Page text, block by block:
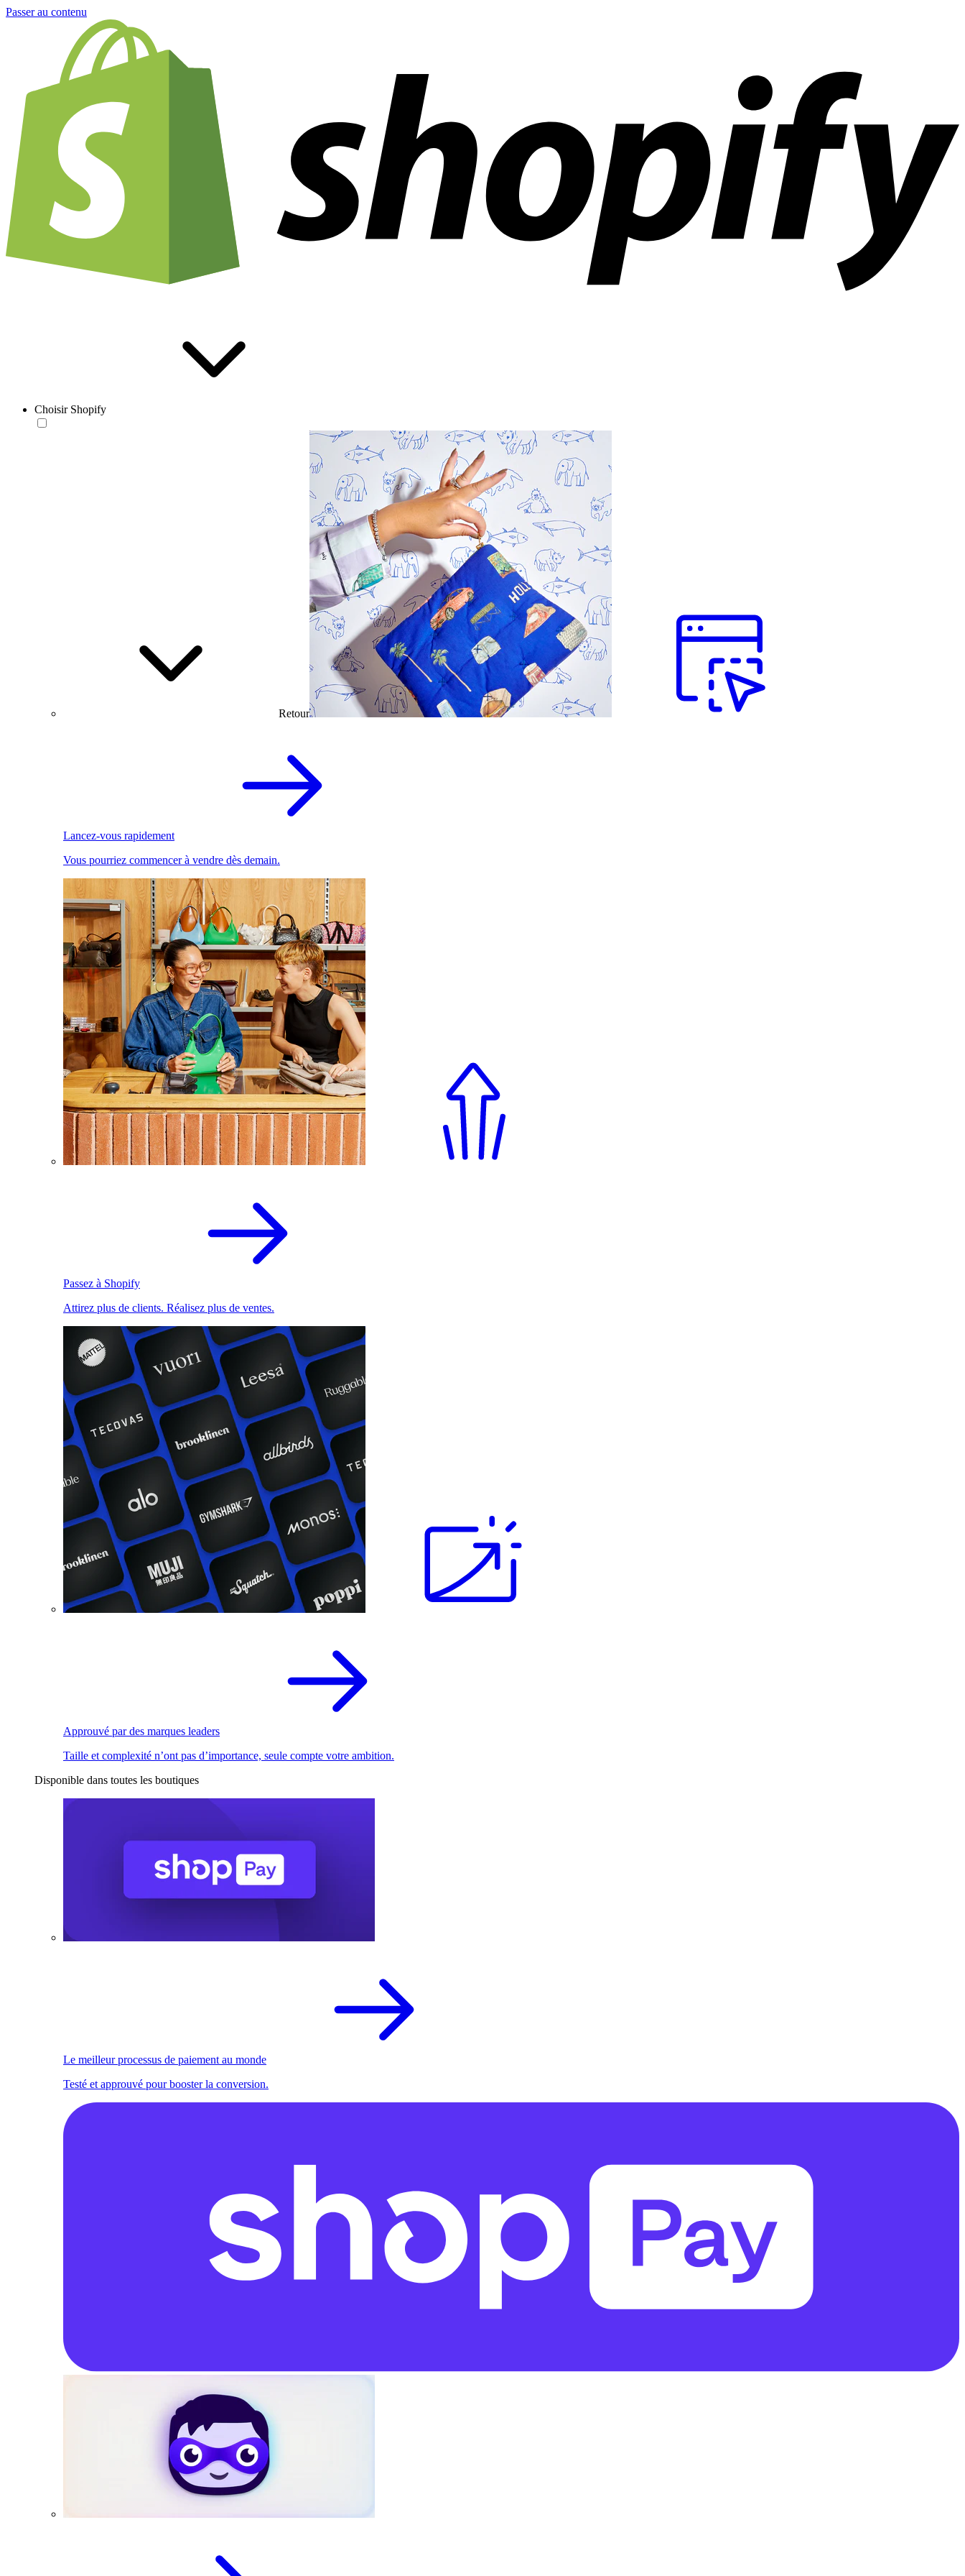
Passer au contenu
Choisir Shopify
Retour
Lancez-vous rapidement
Vous pourriez commencer à vendre dès demain.
Passez à Shopify
Attirez plus de clients. Réalisez plus de ventes.
Approuvé par des marques leaders
Taille et complexité n’ont pas d’importance, seule compte votre ambition.
Disponible dans toutes les boutiques
Le meilleur processus de paiement au monde
Testé et approuvé pour booster la conversion.